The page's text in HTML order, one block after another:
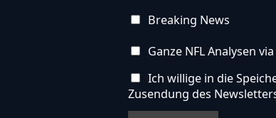
Breaking News
Ganze NFL Analysen
Ich willige in die
Zusendung des